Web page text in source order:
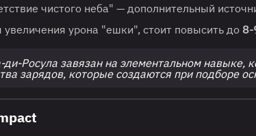
чистого неба" — дополнительный
урона "ешки", стоит повысить до 8-
ди-Росула завязан на элементальном навыке,
зарядов, которые создаются при подборе